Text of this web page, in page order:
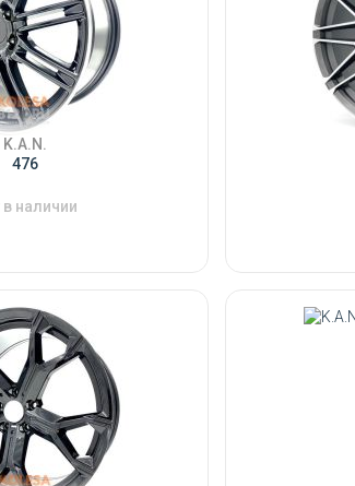
K.A.N.
476
наличии